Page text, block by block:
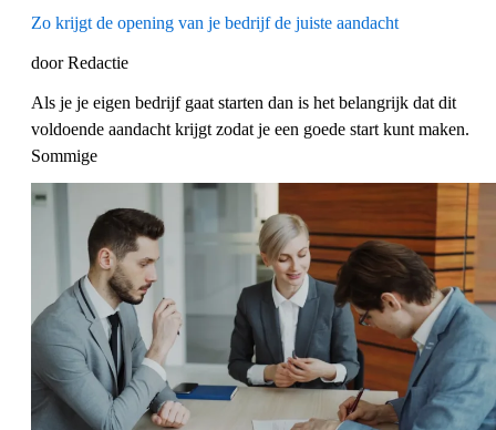
Zo krijgt de opening van je bedrijf de juiste aandacht
door Redactie
Als je je eigen bedrijf gaat starten dan is het belangrijk dat dit
voldoende aandacht krijgt zodat je een goede start kunt maken.
Sommige